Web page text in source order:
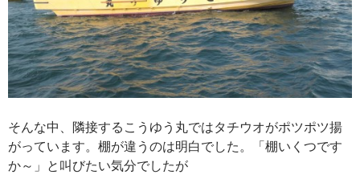
そんな中、隣接するこうゆう丸ではタチウオがポツポツ揚
がっています。棚が違うのは明白でした。「棚いくつです
か～」と叫びたい気分でしたが